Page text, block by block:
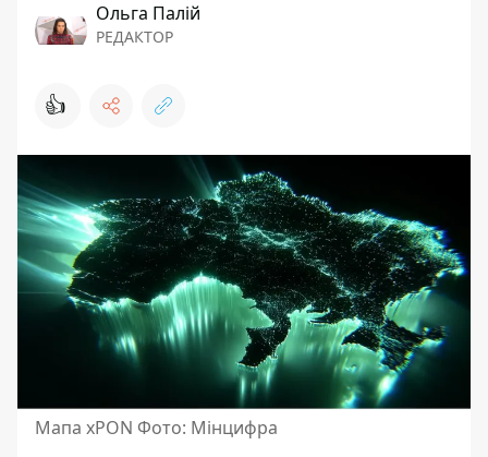
Ольга Палій
РЕДАКТОР
👍
Мапа xPON Фото: Мінцифра